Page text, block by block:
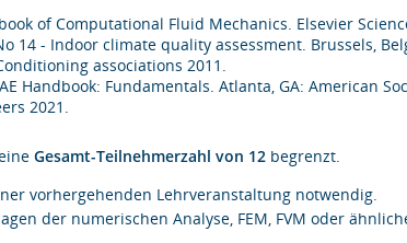
of Computational Fluid Mechanics. Elsevier
14 - Indoor climate quality assessment. Brussels,
associations 2011.
Handbook: Fundamentals. Atlanta, GA: American
2021.
Gesamt-Teilnehmerzahl von 12 begrenzt.
vorhergehenden Lehrveranstaltung notwendig.
der numerischen Analyse, FEM, FVM oder